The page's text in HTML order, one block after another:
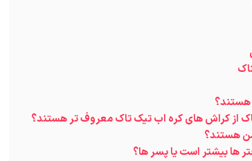
هستند؟
از کراش های کره اب تیک تاک معروف تر هستند؟
هستند؟
ها بیشتر است یا پسر ها؟